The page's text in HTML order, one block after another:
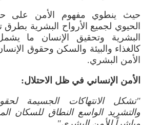
حيث ينطوي مفهوم الأمن على
الحيوي لجميع الأرواح البشرية بطرق
البشرية وتحقيق الإنسان ما
كالغذاء والبيئة والسكن وحقوق
الأمن البشري.
الأمن الإنساني في ظل الاحتلال:
"تشكل الانتهاكات الجسيمة
والتشريد الواسع النطاق للسكان